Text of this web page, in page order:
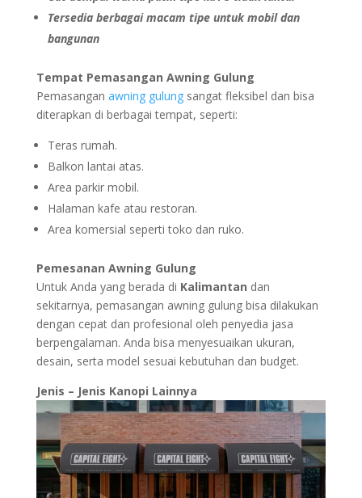
Tersedia berbagai macam tipe untuk mobil dan
bangunan
Tempat Pemasangan Awning Gulung
Pemasangan awning gulungsangat fleksibel dan bisa
diterapkan di berbagai tempat, seperti:
Teras rumah.
Balkon lantai atas.
Area parkir mobil.
Halaman kafe atau restoran.
Area komersial seperti toko dan ruko.
Pemesanan Awning Gulung
Untuk Anda yang berada di Kalimantan dan
sekitarnya, pemasangan awning gulung bisa dilakukan
dengan cepat dan profesional oleh penyedia jasa
berpengalaman. Anda bisa menyesuaikan ukuran,
desain, serta model sesuai kebutuhan dan budget.
Jenis – Jenis Kanopi Lainnya